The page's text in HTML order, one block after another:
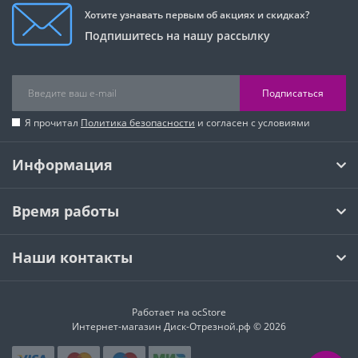
Хотите узнавать первым об акциях и скидках?
Подпишитесь на нашу рассылку
Подписаться
Я прочитал Политика безопасности и согласен с условиями
Информация
Время работы
Наши контакты
Работает на ocStore
Интернет-магазин Диск-Отрезной.рф © 2026